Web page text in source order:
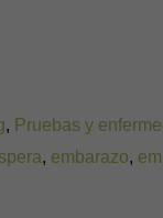
, Pruebas y
, embarazo,